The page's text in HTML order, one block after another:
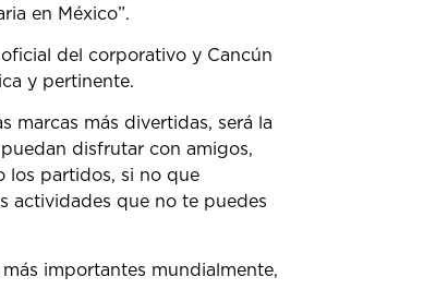
en México”.
del corporativo y Cancún
y pertinente.
marcas más divertidas, será la
disfrutar con amigos,
los partidos, si no que
actividades que no te puedes
importantes mundialmente,